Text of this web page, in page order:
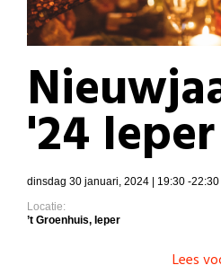
'24 Ieper
dinsdag 30 januari, 2024 | 19:30 -22:30
Locatie:
’t Groenhuis, Ieper
Lees